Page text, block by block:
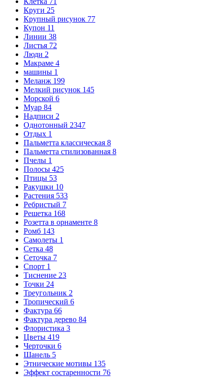
Круги 25
Крупный рисунок 77
Купон 11
Линии 38
Листья 72
Люди 2
Макраме 4
машины 1
Меланж 199
Мелкий рисунок 145
Морской 6
Муар 84
Надписи 2
Однотонный 2347
Отдых 1
Пальметта классическая 8
Пальметта стилизованная 8
Пчелы 1
Полосы 425
Птицы 53
Ракушки 10
Растения 533
Ребристый 7
Решетка 168
Розетта в орнаменте 8
Ромб 143
Самолеты 1
Сетка 48
Сеточка 7
Спорт 1
Тиснение 23
Точки 24
Треугольник 2
Тропический 6
Фактура 66
Фактура дерево 84
Флористика 3
Цветы 419
Черточки 6
Шанель 5
Этнические мотивы 135
Эффект состаренности 76